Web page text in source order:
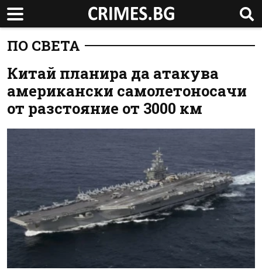
ПО СВЕТА
Китай планира да атакува
американски самолетоносачи
от разстояние от 3000 км